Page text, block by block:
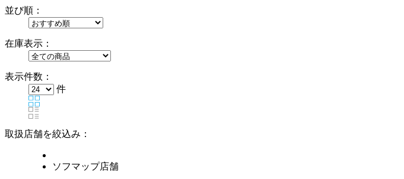
並び順：
在庫表示：
表示件数：
件
取扱店舗を絞込み：
ソフマップ店舗